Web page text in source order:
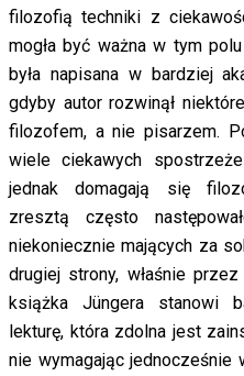
filozofią techniki z
mogła być ważna w tym
była napisana w bardziej
gdyby autor rozwinął
filozofem, a nie pisarzem.
wiele ciekawych
jednak domagają się
zresztą często
niekoniecznie mających za
drugiej strony, właśnie
książka Jüngera stanowi
lekturę, która zdolna jest
nie wymagając jednocześnie